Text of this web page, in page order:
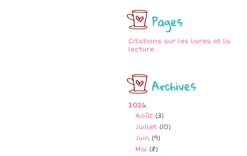
Pages
Citations sur les livres et la
lecture
Archives
2026
Août (3)
Juillet (10)
Juin (9)
Mai (8)